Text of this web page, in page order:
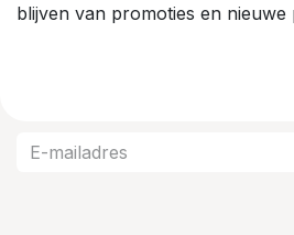
blijven van promoties en nieuwe